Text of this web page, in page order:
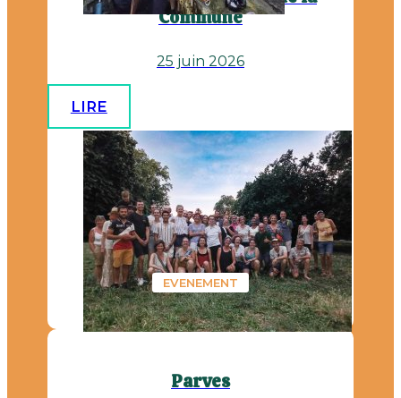
Commune
25 juin 2026
LIRE
EVENEMENT
Parves